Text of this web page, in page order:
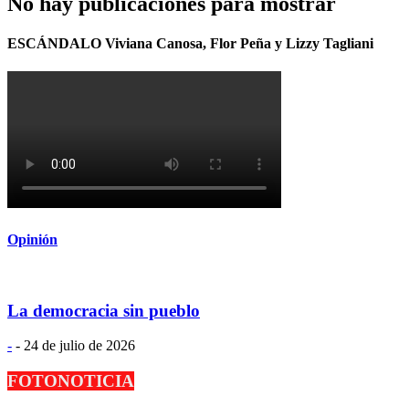
ESCÁNDALO Viviana Canosa, Flor Peña y Lizzy Tagliani
Opinión
La democracia sin pueblo
- - 24 de julio de 2026
FOTONOTICIA